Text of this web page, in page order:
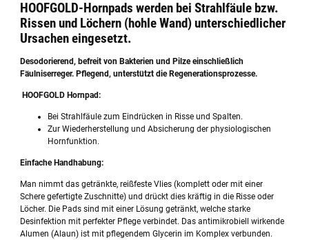
HOOFGOLD-Hornpads werden bei Strahlfäule bzw.
Rissen und Löchern (hohle Wand) unterschiedlicher
Ursachen eingesetzt.
Desodorierend, befreit von Bakterien und Pilze einschließlich
Fäulniserreger. Pflegend, unterstützt die Regenerationsprozesse.
HOOFGOLD Hornpad:
Bei Strahlfäule zum Eindrücken in Risse und Spalten.
Zur Wiederherstellung und Absicherung der physiologischen
Hornfunktion.
Einfache Handhabung:
Man nimmt das getränkte, reißfeste Vlies (komplett oder mit einer
Schere gefertigte Zuschnitte) und drückt dies kräftig in die Risse oder
Löcher. Die Pads sind mit einer Lösung getränkt, welche starke
Desinfektion mit perfekter Pflege verbindet. Das antimikrobiell wirkende
Alumen (Alaun) ist mit pflegendem Glycerin im Komplex verbunden.